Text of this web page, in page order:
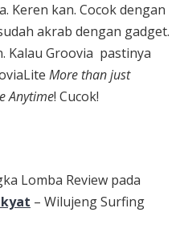
Keren kan. Cocok dengan
akrab dengan gadget.
Kalau Groovia pastinya
More than just
Anytime! Cucok!
Lomba Review pada
– Wilujeng Surfing